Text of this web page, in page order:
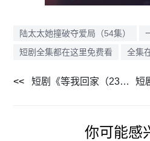
陆太太她撞破夺爱局（54集）
短剧全集都在这里免费看
全集
短剧《等我回家（23集）》精彩剧情短剧免费看
你可能感